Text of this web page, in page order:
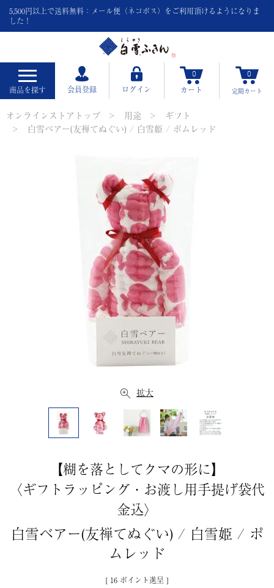
5,500円以上で送料無料：メール便（ネコポス）をご利用頂けるようになりま
した！
商品を探す 会員登録 ログイン
0
カート
0
定期カート
オンラインストアトップ 用途
ギフト
白雪ベアー(友禅てぬぐい) / 白雪姫 / ポムレッド
拡大
【糊を落としてクマの形に】
〈ギフトラッピング・お渡し用手提げ袋代
金込〉
白雪ベアー(友禅てぬぐい) / 白雪姫 / ポ
ムレッド
[ 16 ポイント進呈 ]